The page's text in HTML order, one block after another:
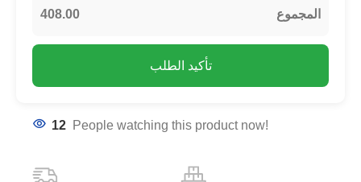
المجموع
408.00
تأكيد الطلب
12 People watching this product now!